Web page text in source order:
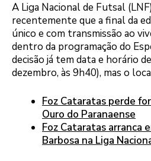
A Liga Nacional de Futsal
recentemente que a final da
único e com transmissão ao
dentro da programação do
decisão já tem data e horário
dezembro, às 9h40), mas o
Foz Cataratas perde
Ouro do Paranaense
Foz Cataratas arranca
Barbosa na Liga